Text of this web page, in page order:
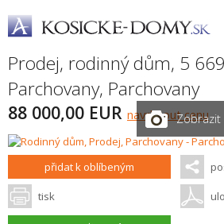
Prodej, rodinný dům, 5
Parchovany, Parchovany
88 000,00 EUR navrhnout cenu
Zobrazit
přidat k oblíbeným
tisk